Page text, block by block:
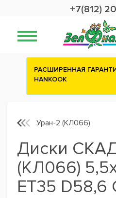
+7(812)
Сashback
Уран-2 (КЛ066)
Диски
(КЛ066)
ET35 D58,6